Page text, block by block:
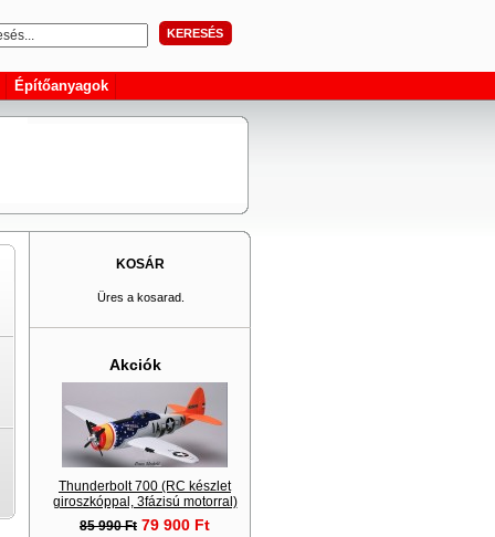
KERESÉS
Építőanyagok
KOSÁR
Üres a kosarad.
Akciók
Thunderbolt 700 (RC készlet
giroszkóppal, 3fázisú motorral)
85 990 Ft 79 900 Ft